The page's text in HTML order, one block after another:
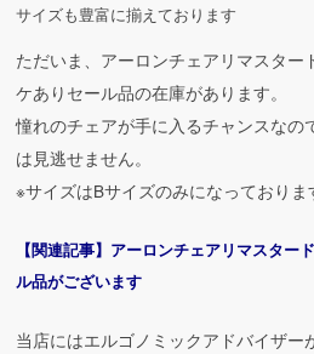
サイズも豊富に揃えております
ただいま、アーロンチェアリマスター
ケありセール品の在庫があります。
憧れのチェアが手に入るチャンスなの
は見逃せません。
※サイズはBサイズのみになっておりま
【関連記事】アーロンチェアリマスター
ル品がございます
当店にはエルゴノミックアドバイザー